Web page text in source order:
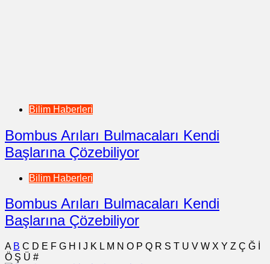
Bilim Haberleri
Bombus Arıları Bulmacaları Kendi
Başlarına Çözebiliyor
Bilim Haberleri
Bombus Arıları Bulmacaları Kendi
Başlarına Çözebiliyor
A B C D E F G H J K L M N O P Q R S T U V W X Y Z Ç Ğ
Ö Ş Ü #